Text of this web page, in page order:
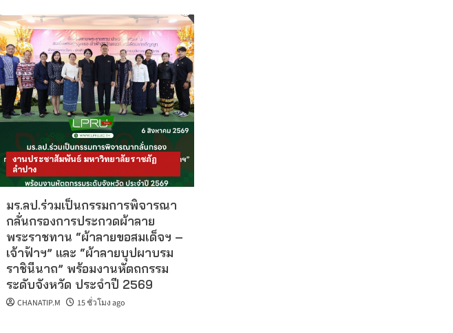
งานประชาสัมพันธ์ มหาวิทยาลัยราชภัฏ
ลำปาง
มร.ลป.ร่วมเป็นกรรมการพิจารณา
กลั่นกรองการประกวดผ้าลาย
พระราชทาน “ผ้าลายขอสมเด็จฯ –
เจ้าฟ้าฯ” และ “ผ้าลายบุปผาบรม
ราชินีนาถ” พร้อมงานหัตถกรรม
ระดับจังหวัด ประจำปี 2569
CHANATIP.M 15 ชั่วโมง ago